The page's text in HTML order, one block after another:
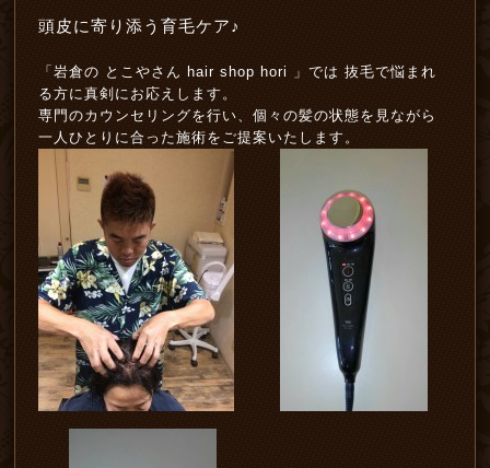
頭皮に寄り添う育毛ケア♪
「岩倉の とこやさん hair shop hori 」では 抜毛で悩まれ
る方に真剣にお応えします。
専門のカウンセリングを行い、個々の髪の状態を見ながら
一人ひとりに合った施術をご提案いたします。